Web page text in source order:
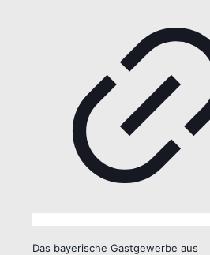
Das bayerische Gastgewerbe aus